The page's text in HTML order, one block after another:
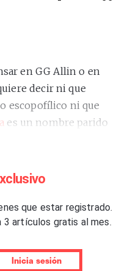
en GG Allin o en
decir ni que
escopofílico ni que
es un nombre parido
que su alias lógico
deberían pedirle
que estar registrado.
3 artículos gratis al mes.
Inicia sesión